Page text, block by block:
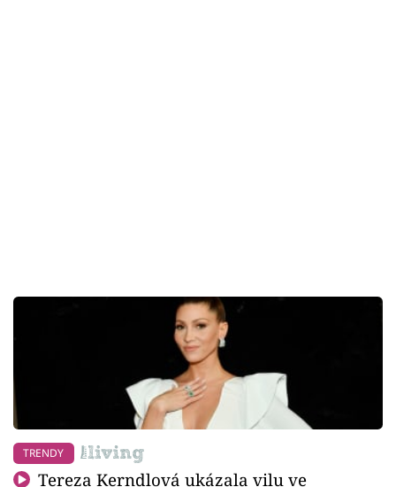
TRENDY
Tereza Kerndlová ukázala vilu ve